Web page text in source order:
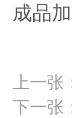
成品
上一张
下一张